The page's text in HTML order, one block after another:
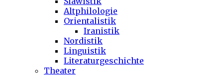
Altphilologie
Orientalistik
Iranistik
Nordistik
Linguistik
Literaturgeschichte
Theater